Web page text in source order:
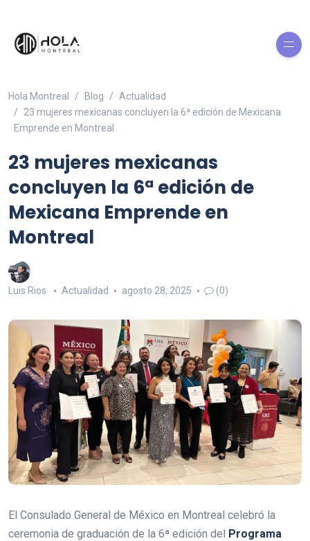
Hola Montreal Blog
Actualidad
23 mujeres mexicanas concluyen la 6ª edición de Mexicana
Emprende en Montreal
23 mujeres mexicanas
concluyen la 6ª edición de
Mexicana Emprende en
Montreal
Luis Rios Actualidad agosto 28, 2025 (0)
El Consulado General de México en Montreal celebró la
ceremonia de graduación de la 6ª edición del Programa